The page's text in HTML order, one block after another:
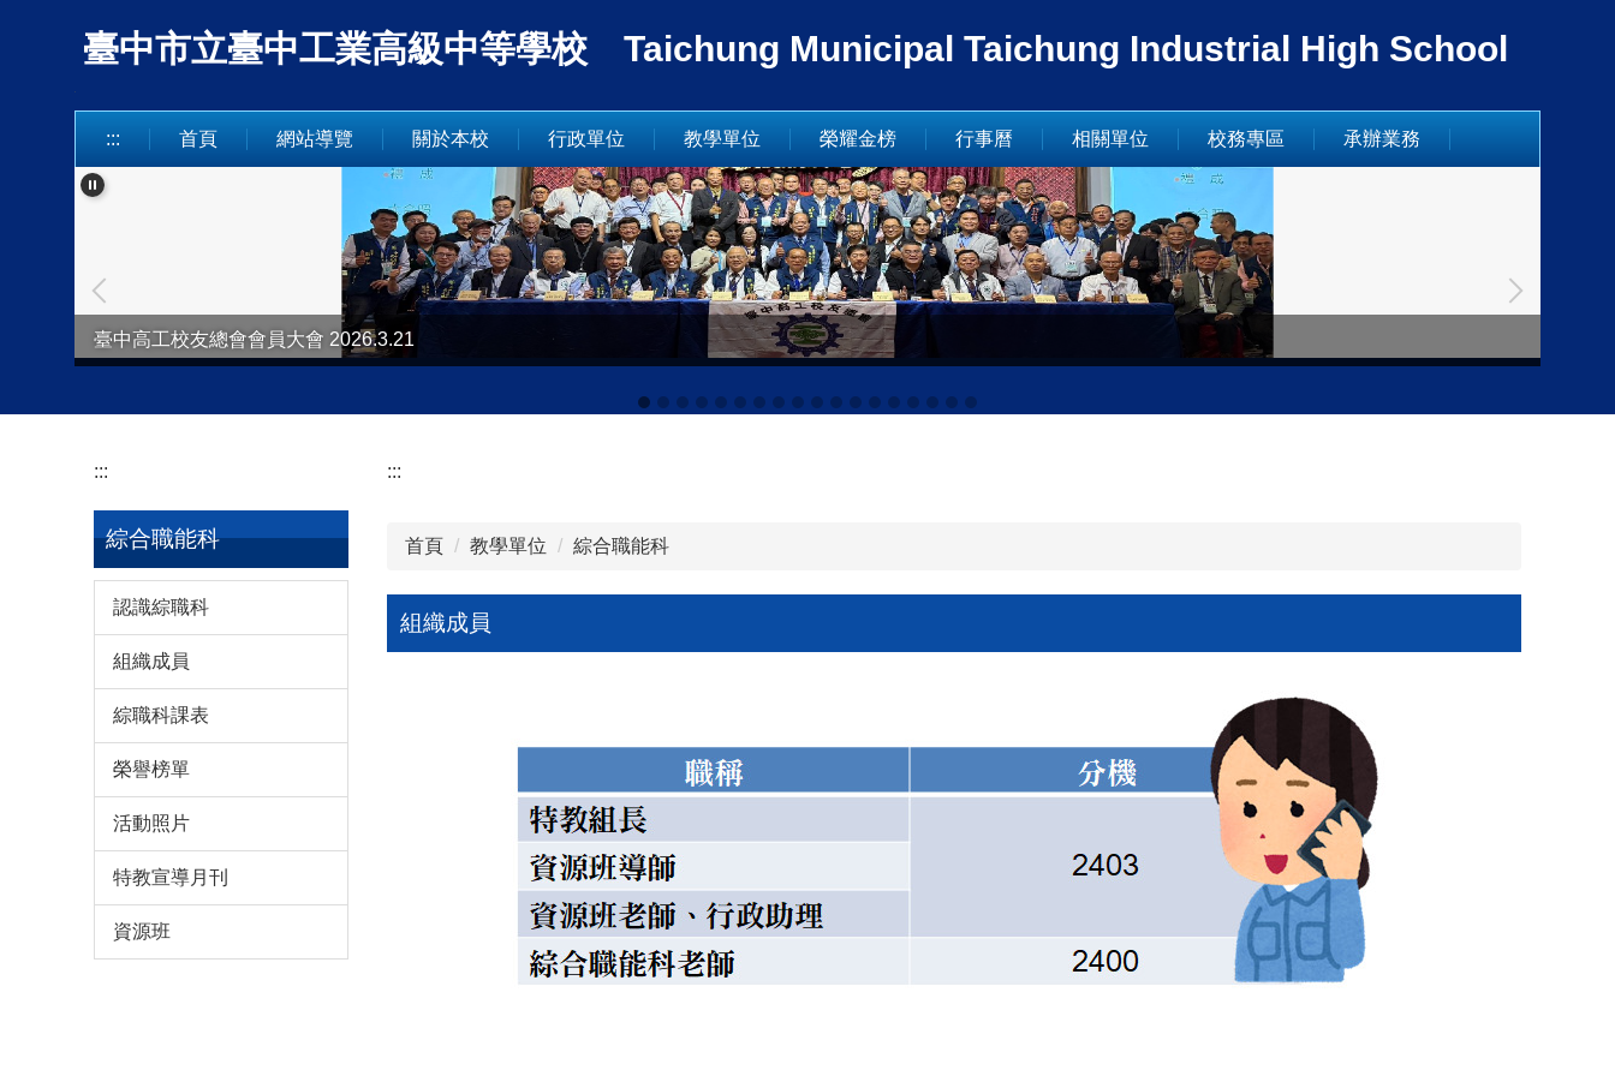
臺中市立臺中工業高級中等學校 Taichung Municipal Taichung Industrial High School
::: 首頁 網站導覽 關於本校 行政單位 教學單位 榮耀金榜 行事曆 相關單位 校務專區 承辦業務
臺中高工校友總會會員大會 2026.3.21
臺中市童軍「行蘭40舞青春 中工萬象齊飛揚」2025.12.19~21
:::
綜合職能科
認識綜職科
組織成員
綜職科課表
榮譽榜單
活動照片
特教宣導月刊
資源班
:::
首頁 教學單位 綜合職能科
組織成員